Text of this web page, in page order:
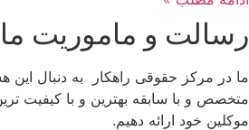
رسالت و ماموریت ما
ما در مرکز حقوقی راهکار به دنبال این
متخصص و با سابقه بهترین و با کیفیت
موکلین خود ارائه دهیم.